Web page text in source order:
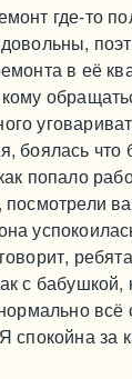
где-то
в её
боялась что
попало
с бабушкой,
всё
спокойна за